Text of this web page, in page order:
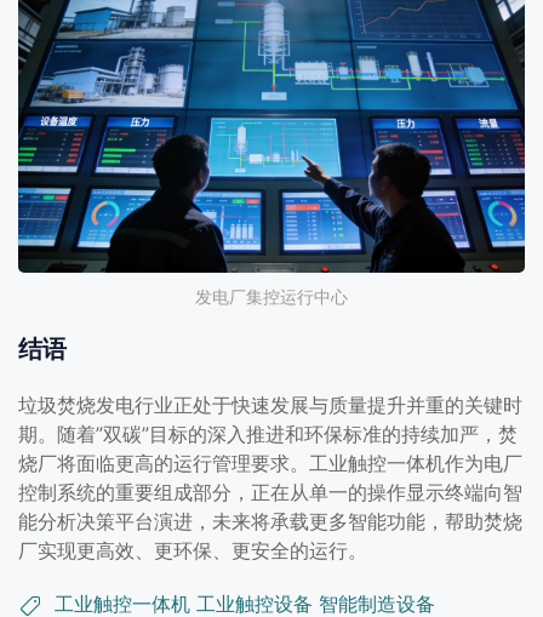
发电厂集控运行中心
结语
垃圾焚烧发电行业正处于快速发展与质量提升并重的关键时
期。随着”双碳”目标的深入推进和环保标准的持续加严，焚
烧厂将面临更高的运行管理要求。工业触控一体机作为电厂
控制系统的重要组成部分，正在从单一的操作显示终端向智
能分析决策平台演进，未来将承载更多智能功能，帮助焚烧
厂实现更高效、更环保、更安全的运行。
工业触控一体机 工业触控设备 智能制造设备